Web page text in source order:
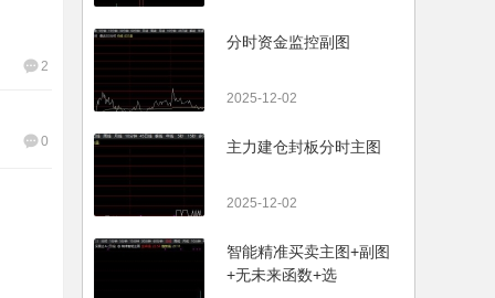
2
0
分时资金监控副图
2025-12-02
主力建仓封板分时主图
2025-12-02
智能精准买卖主图+副图
+无未来函数+选